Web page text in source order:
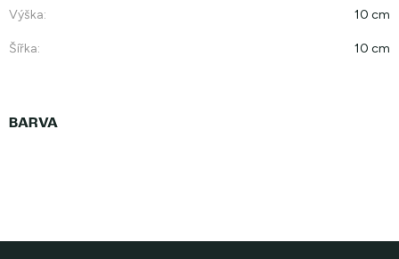
Výška: 10 cm
Šířka: 10 cm